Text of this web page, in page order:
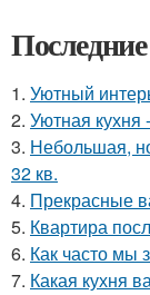
1. Уютный
2. Уютная кухня
3. Небольшая,
32 кв.
4. Прекрасные
5. Квартира
6. Как часто мы
7. Какая кухня